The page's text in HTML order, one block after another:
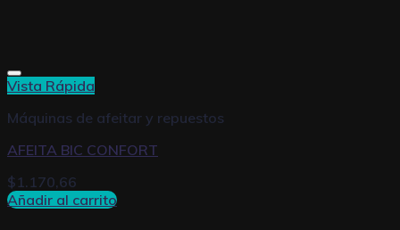
Vista Rápida
Máquinas de afeitar y repuestos
AFEITA BIC CONFORT
$ 1.170,66
Añadir al carrito